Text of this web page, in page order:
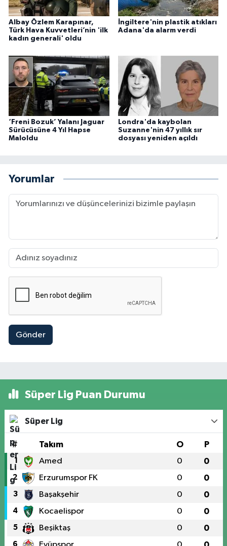
Albay Özlem Karapınar,
Türk Hava Kuvvetleri’nin 'ilk
kadın generali' oldu
İngiltere'nin plastik atıkları
Adana'da alarm verdi
‘Freni Bozuk’ Yalanı Jaguar
Sürücüsüne 4 Yıl Hapse
Maloldu
Londra'da kaybolan
Suzanne'nin 47 yıllık sır
dosyası yeniden açıldı
Yorumlar
Gönder
Süper Lig Puan Durumu
Süper Lig
# Takım O P
1 Amed 0 0
2 Erzurumspor FK 0 0
3 Başakşehir 0 0
4 Kocaelispor 0 0
5 Beşiktaş 0 0
6